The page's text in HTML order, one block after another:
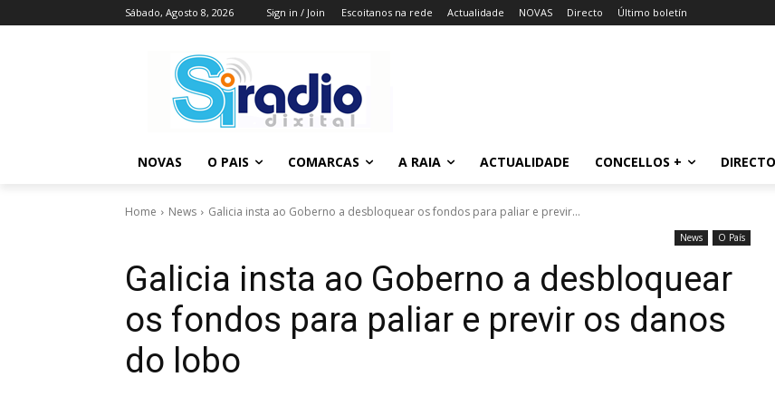
Sábado, Agosto 8, 2026 Sign in / Join Escoitanos na rede Actualidade NOVAS Directo Último boletín
NOVAS O PAIS COMARCAS A RAIA ACTUALIDADE CONCELLOS + DIRECTO
Home News Galicia insta ao Goberno a desbloquear os fondos para paliar e previr...
News O País
Galicia insta ao Goberno a desbloquear
os fondos para paliar e previr os danos
do lobo